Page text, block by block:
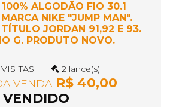
ALGODÃO FIO 30.1
NIKE "JUMP MAN".
JORDAN 91,92 E 93.
G. PRODUTO NOVO.
2 lance(s)
VENDAR$ 40,00
VENDIDO